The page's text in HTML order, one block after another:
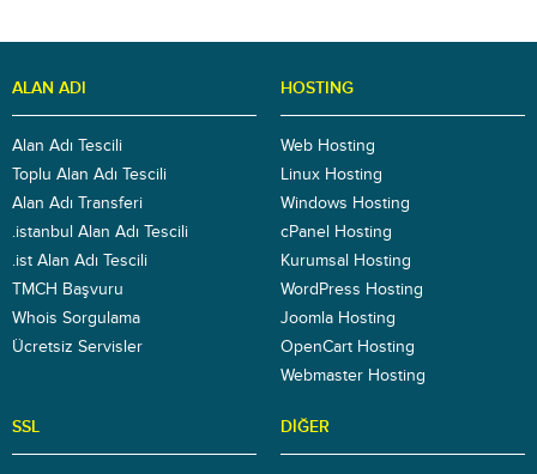
ALAN ADI
Alan Adı Tescili
Toplu Alan Adı Tescili
Alan Adı Transferi
.istanbul Alan Adı Tescili
.ist Alan Adı Tescili
TMCH Başvuru
Whois Sorgulama
Ücretsiz Servisler
HOSTING
Web Hosting
Linux Hosting
Windows Hosting
cPanel Hosting
Kurumsal Hosting
WordPress Hosting
Joomla Hosting
OpenCart Hosting
Webmaster Hosting
SSL DIĞER